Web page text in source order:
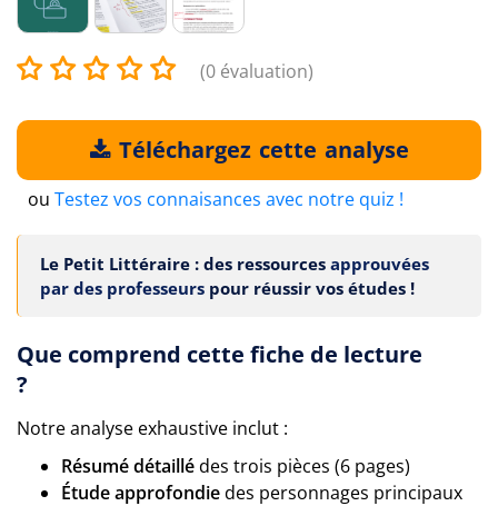
(0 évaluation)
Téléchargez cette analyse
ou Testez vos connaisances avec notre quiz !
Le Petit Littéraire : des ressources approuvées
par des professeurs pour réussir vos études !
Que comprend cette fiche de lecture
?
Notre analyse exhaustive inclut :
Résumé détaillédes trois pièces (6 pages)
Étude approfondiedes personnages principaux